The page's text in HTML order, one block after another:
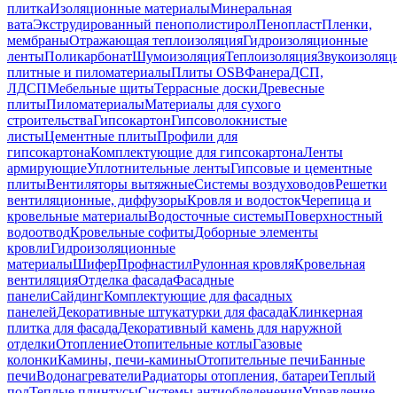
плиткаИзоляционные материалыМинеральная
ватаЭкструдированный пенополистиролПенопластПленки,
мембраныОтражающая теплоизоляцияГидроизоляционные
лентыПоликарбонатШумоизоляцияТеплоизоляция
плитные и пиломатериалыПлиты OSBФанераДСП,
ЛДСПМебельные щитыТеррасные доскиДревесные
плитыПиломатериалыМатериалы для сухого
строительстваГипсокартонГипсоволокнистые
листыЦементные плитыПрофили для
гипсокартонаКомплектующие для гипсокартонаЛенты
армирующиеУплотнительные лентыГипсовые и цементные
плитыВентиляторы вытяжныеСистемы воздуховодовРешетки
вентиляционные, диффузорыКровля и водостокЧерепица и
кровельные материалыВодосточные системыПоверхностный
водоотводКровельные софитыДоборные элементы
кровлиГидроизоляционные
материалыШиферПрофнастилРулонная кровляКровельная
вентиляцияОтделка фасадаФасадные
панелиСайдингКомплектующие для фасадных
панелейДекоративные штукатурки для фасадаКлинкерная
плитка для фасадаДекоративный камень для наружной
отделкиОтоплениеОтопительные котлыГазовые
колонкиКамины, печи-каминыОтопительные печиБанные
печиВодонагревателиРадиаторы отопления, батареиТеплый